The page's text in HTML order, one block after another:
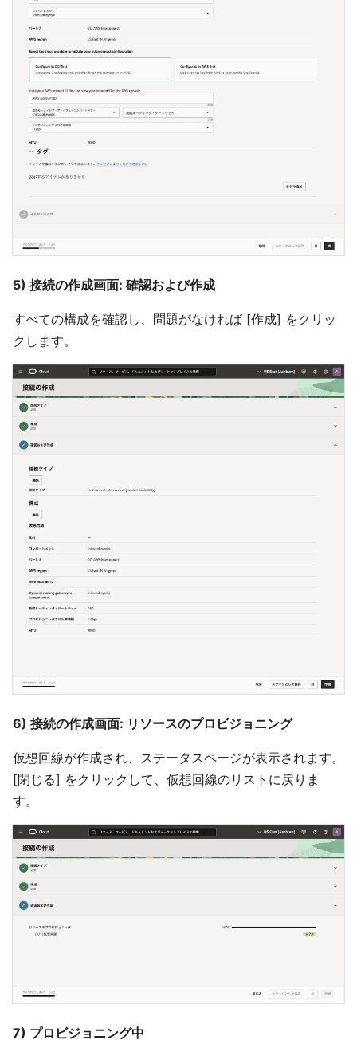
5) 接続の作成画面: 確認および作成
すべての構成を確認し、問題がなければ [作成] をクリッ
クします。
6) 接続の作成画面: リソースのプロビジョニング
仮想回線が作成され、ステータスページが表示されます。
[閉じる] をクリックして、仮想回線のリストに戻りま
す。
7) プロビジョニング中